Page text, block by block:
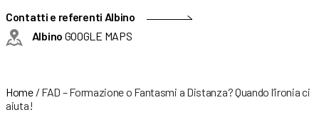
Contatti e referenti Albino
Albino GOOGLE MAPS
Home/ FAD – Formazione o Fantasmi a Distanza? Quando l’ironia ci
aiuta!